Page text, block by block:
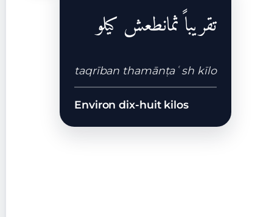
تقريباً ثمانطعش كيلو
taqrīban thamānṭaʿsh kīlo
Environ dix-huit kilos